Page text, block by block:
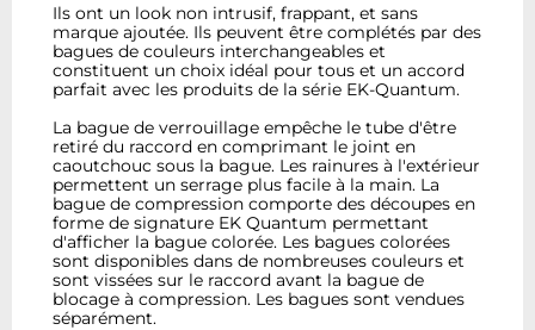
Ils ont un look non intrusif, frappant, et sans
marque ajoutée. Ils peuvent être complétés par des
bagues de couleurs interchangeables et
constituent un choix idéal pour tous et un accord
parfait avec les produits de la série EK-Quantum.
La bague de verrouillage empêche le tube d'être
retiré du raccord en comprimant le joint en
caoutchouc sous la bague. Les rainures à l'extérieur
permettent un serrage plus facile à la main. La
bague de compression comporte des découpes en
forme de signature EK Quantum permettant
d'afficher la bague colorée. Les bagues colorées
sont disponibles dans de nombreuses couleurs et
sont vissées sur le raccord avant la bague de
blocage à compression. Les bagues sont vendues
séparément.